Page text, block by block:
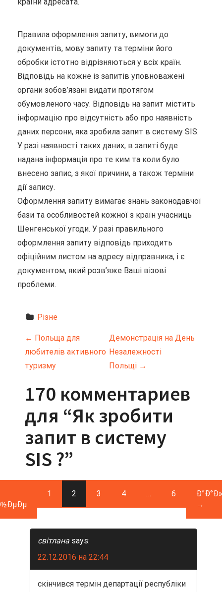
Правила оформлення запиту, вимоги до
документів, мову запиту та терміни його
обробки істотно відрізняються у всіх країн.
Відповідь на кожне із запитів уповноважені
органи зобов’язані видати протягом
обумовленого часу. Відповідь на запит містить
інформацію про відсутність або про наявність
даних персони, яка зробила запит в систему SIS.
У разі наявності таких даних, в запиті буде
надана інформація про те ким та коли було
внесено запис, з якої причини, а також терміни
дії запису.
Оформлення запиту вимагає знань законодавчої
бази та особливостей кожної з країн учасниць
Шенгенської угоди. У разі правильного
оформлення запиту відповідь приходить
офіційним листом на адресу відправника, і є
документом, який розв’яже Ваші візові
проблеми.
Різне
Н
а
в
и
г
а
ц
я
п
← Польща для
любителів активного
туризму
Демонстрація на День
Незалежності
Польщі →
170 комментариев
для “Як зробити
запит в систему
SIS ?”
1 2 3 4 … 6
→
світлана says:
22.12.2016 на 22:44
скінчився термін департації республіки